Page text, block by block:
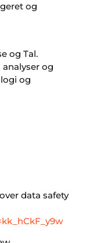
og
og Tal.
og
og
data safety